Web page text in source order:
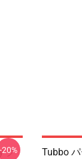
ク
-20%
Tubbo